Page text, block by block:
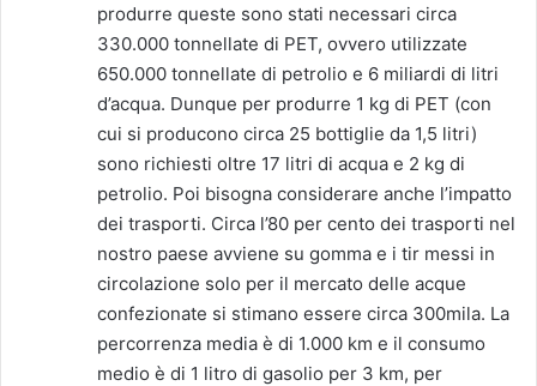
produrre queste sono stati necessari circa
330.000 tonnellate di PET, ovvero utilizzate
650.000 tonnellate di petrolio e 6 miliardi di litri
d’acqua. Dunque per produrre 1 kg di PET (con
cui si producono circa 25 bottiglie da 1,5 litri)
sono richiesti oltre 17 litri di acqua e 2 kg di
petrolio. Poi bisogna considerare anche l’impatto
dei trasporti. Circa l’80 per cento dei trasporti nel
nostro paese avviene su gomma e i tir messi in
circolazione solo per il mercato delle acque
confezionate si stimano essere circa 300mila. La
percorrenza media è di 1.000 km e il consumo
medio è di 1 litro di gasolio per 3 km, per